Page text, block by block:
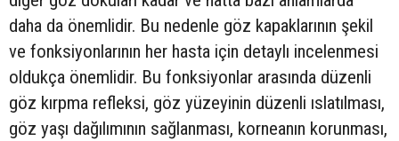
daha da önemlidir. Bu nedenle göz kapaklarının şekil
ve fonksiyonlarının her hasta için detaylı incelenmesi
oldukça önemlidir. Bu fonksiyonlar arasında düzenli
göz kırpma refleksi, göz yüzeyinin düzenli ıslatılması,
göz yaşı dağılımının sağlanması, korneanın korunması,